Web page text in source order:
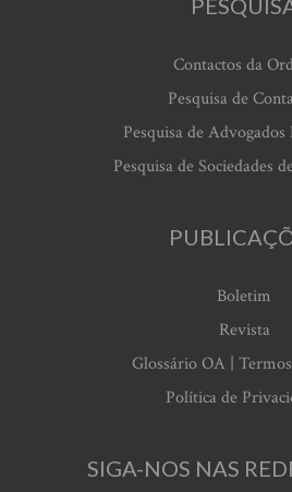
Contactos da
Pesquisa de
Pesquisa de Advogados
Pesquisa de Sociedades
Boletim
Revista
Glossário OA |
Política de
SIGA-NOS NAS